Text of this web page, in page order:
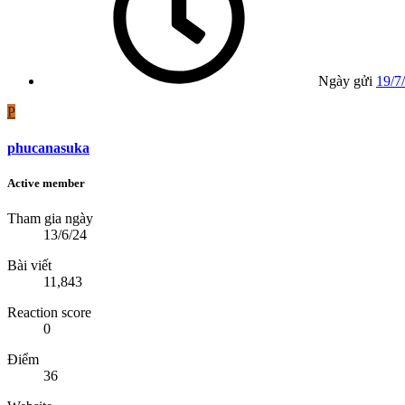
Ngày gửi 19/
P
phucanasuka
Active member
Tham gia ngày
13/6/24
Bài viết
11,843
Reaction score
0
Điểm
36